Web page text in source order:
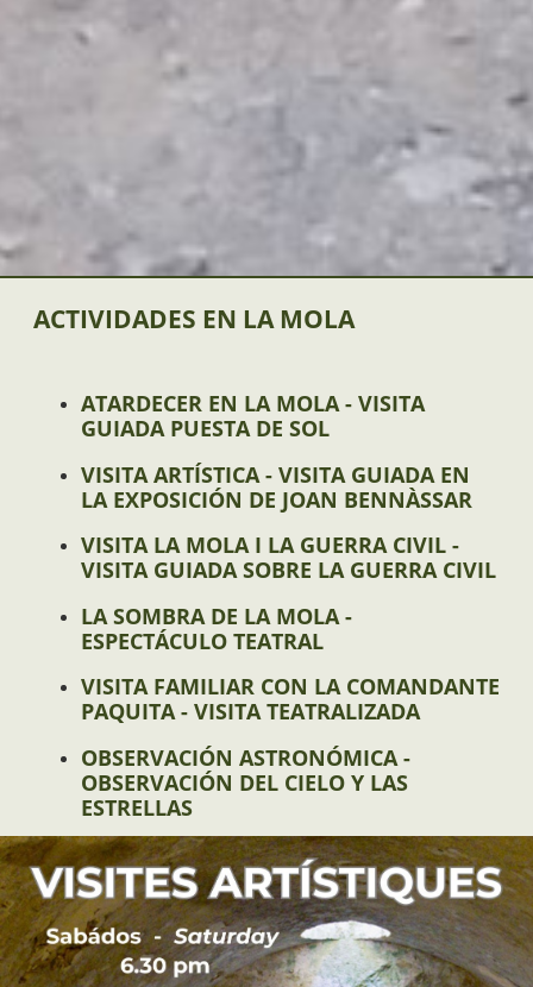
ACTIVIDADES EN LA MOLA
ATARDECER EN LA MOLA - VISITA
GUIADA PUESTA DE SOL
VISITA ARTÍSTICA - VISITA GUIADA EN
LA EXPOSICIÓN DE JOAN BENNÀSSAR
VISITA LA MOLA I LA GUERRA CIVIL -
VISITA GUIADA SOBRE LA GUERRA CIVIL
LA SOMBRA DE LA MOLA -
ESPECTÁCULO TEATRAL
VISITA FAMILIAR CON LA COMANDANTE
PAQUITA - VISITA TEATRALIZADA
OBSERVACIÓN ASTRONÓMICA -
OBSERVACIÓN DEL CIELO Y LAS
ESTRELLAS